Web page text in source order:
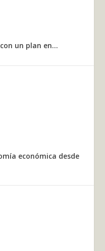
un plan en...
económica desde